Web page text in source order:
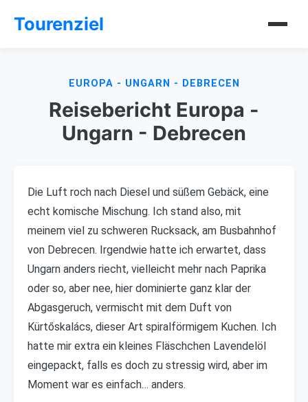
Tourenziel
EUROPA - UNGARN - DEBRECEN
Reisebericht Europa -
Ungarn - Debrecen
Die Luft roch nach Diesel und süßem Gebäck, eine
echt komische Mischung. Ich stand also, mit
meinem viel zu schweren Rucksack, am Busbahnhof
von Debrecen. Irgendwie hatte ich erwartet, dass
Ungarn anders riecht, vielleicht mehr nach Paprika
oder so, aber nee, hier dominierte ganz klar der
Abgasgeruch, vermischt mit dem Duft von
Kürtőskalács, dieser Art spiralförmigem Kuchen. Ich
hatte mir extra ein kleines Fläschchen Lavendelöl
eingepackt, falls es doch zu stressig wird, aber im
Moment war es einfach… anders.